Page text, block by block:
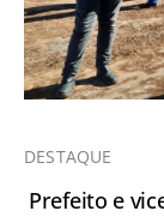
DESTAQUE
Prefeito e